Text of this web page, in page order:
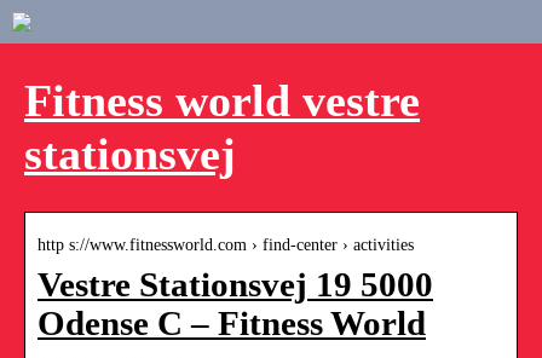
Fitness world vestre
stationsvej
http s://www.fitnessworld.com › find-center › activities
Vestre Stationsvej 19 5000
Odense C – Fitness World